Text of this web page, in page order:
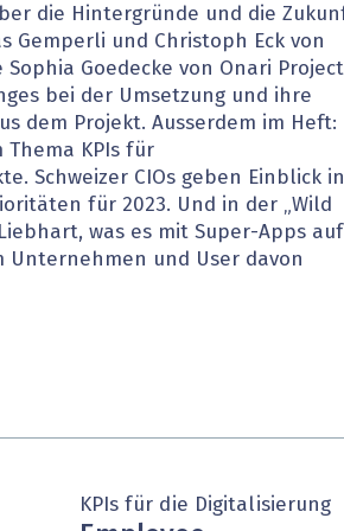
Co.
IT for Health
Artificial Intelligence
Finance 2030
Fintech & Insurtech
Professional AV & Digital Signage
die Hintergründe und die
Gemperli und Christoph Eck von
Goedecke von Onari
bei der Umsetzung und ihre
dem Projekt. Ausserdem im Heft:
Thema KPIs für
Schweizer CIOs geben Einblick in
für 2023. Und in der „Wild
was es mit Super-Apps auf
Unternehmen und User davon
KPIs für die Digitalisierung